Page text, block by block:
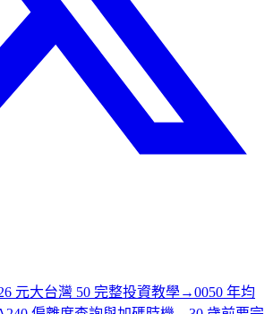
元大台灣 50 完整投資教學→0050 年均